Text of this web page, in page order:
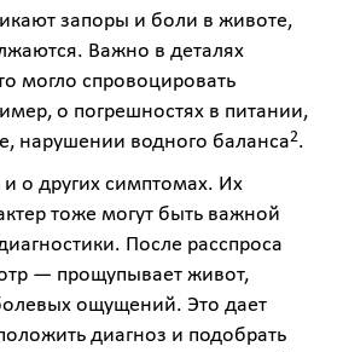
запоры и боли в животе,
Важно в деталях
могло спровоцировать
о погрешностях в питании,
нарушении водного баланса2.
и о других симптомах. Их
тоже могут быть важной
После расспроса
— прощупывает живот,
ощущений. Это дает
диагноз и подобрать